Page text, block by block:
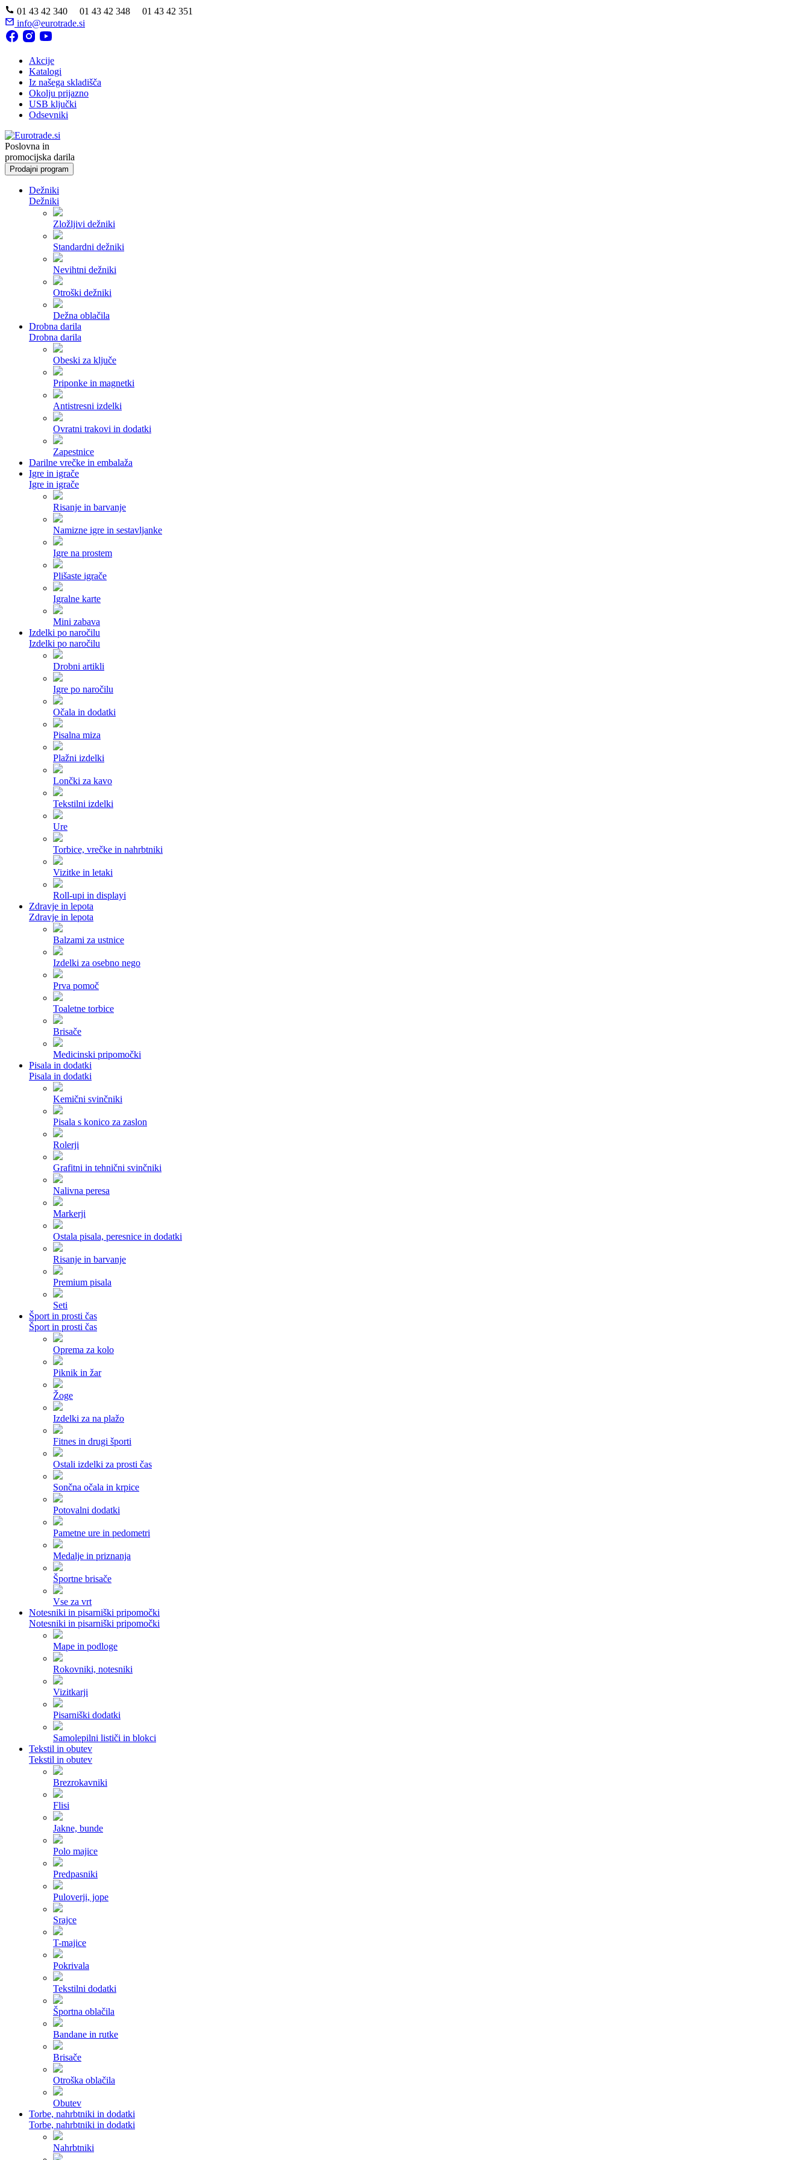
01 43 42 340 01 43 42 348 01 43 42 351
info@eurotrade.si
Akcije
Katalogi
Iz našega skladišča
Okolju prijazno
USB ključki
Odsevniki
Poslovna in
promocijska darila
Prodajni program
Dežniki
Dežniki
Zložljivi dežniki
Standardni dežniki
Nevihtni dežniki
Otroški dežniki
Dežna oblačila
Drobna darila
Drobna darila
Obeski za ključe
Priponke in magnetki
Antistresni izdelki
Ovratni trakovi in dodatki
Zapestnice
Darilne vrečke in embalaža
Igre in igrače
Igre in igrače
Risanje in barvanje
Namizne igre in sestavljanke
Igre na prostem
Plišaste igrače
Igralne karte
Mini zabava
Izdelki po naročilu
Izdelki po naročilu
Drobni artikli
Igre po naročilu
Očala in dodatki
Pisalna miza
Plažni izdelki
Lončki za kavo
Tekstilni izdelki
Ure
Torbice, vrečke in nahrbtniki
Vizitke in letaki
Roll-upi in displayi
Zdravje in lepota
Zdravje in lepota
Balzami za ustnice
Izdelki za osebno nego
Prva pomoč
Toaletne torbice
Brisače
Medicinski pripomočki
Pisala in dodatki
Pisala in dodatki
Kemični svinčniki
Pisala s konico za zaslon
Rolerji
Grafitni in tehnični svinčniki
Nalivna peresa
Markerji
Ostala pisala, peresnice in dodatki
Risanje in barvanje
Premium pisala
Seti
Šport in prosti čas
Šport in prosti čas
Oprema za kolo
Piknik in žar
Žoge
Izdelki za na plažo
Fitnes in drugi športi
Ostali izdelki za prosti čas
Sončna očala in krpice
Potovalni dodatki
Pametne ure in pedometri
Medalje in priznanja
Športne brisače
Vse za vrt
Notesniki in pisarniški pripomočki
Notesniki in pisarniški pripomočki
Mape in podloge
Rokovniki, notesniki
Vizitkarji
Pisarniški dodatki
Samolepilni lističi in blokci
Tekstil in obutev
Tekstil in obutev
Brezrokavniki
Flisi
Jakne, bunde
Polo majice
Predpasniki
Puloverji, jope
Srajce
T-majice
Pokrivala
Tekstilni dodatki
Športna oblačila
Bandane in rutke
Brisače
Otroška oblačila
Obutev
Torbe, nahrbtniki in dodatki
Torbe, nahrbtniki in dodatki
Nahrbtniki